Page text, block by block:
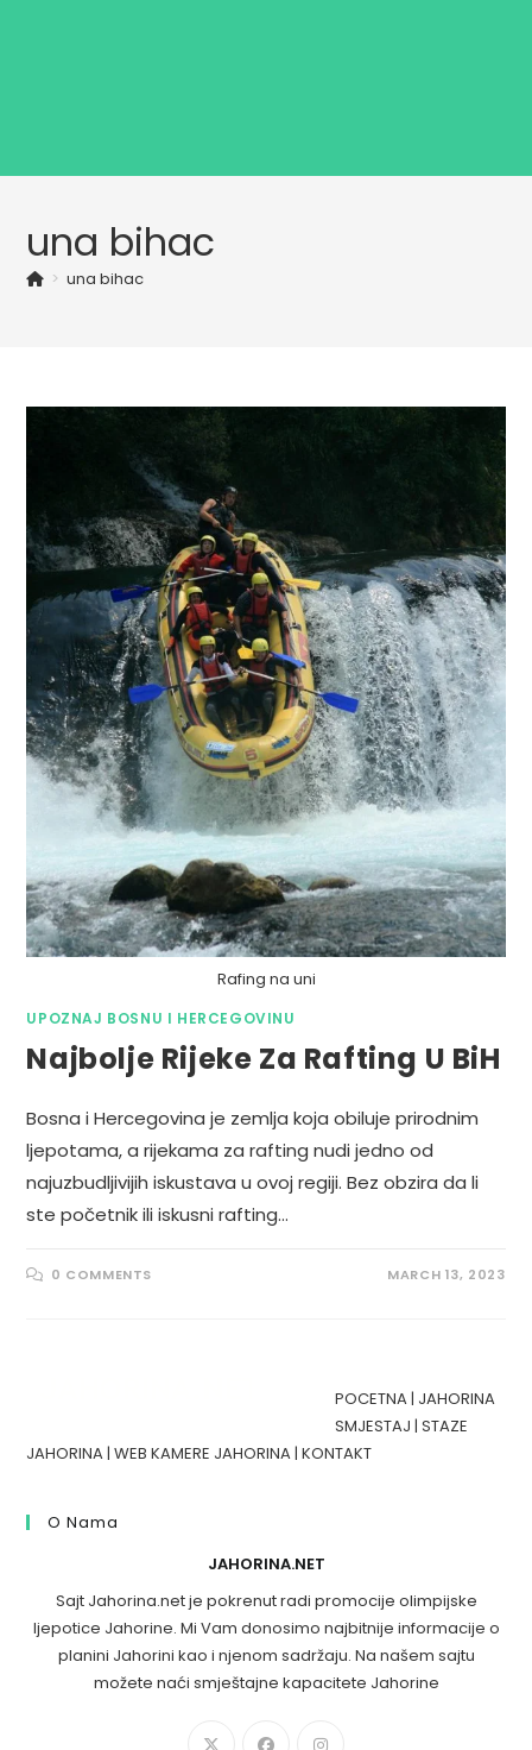
una bihac
> una bihac
Rafing na uni
UPOZNAJ BOSNU I HERCEGOVINU
Najbolje Rijeke Za Rafting U BiH
Bosna i Hercegovina je zemlja koja obiluje prirodnim
ljepotama, a rijekama za rafting nudi jedno od
najuzbudljivijih iskustava u ovoj regiji. Bez obzira da li
ste početnik ili iskusni rafting…
0 COMMENTS MARCH 13, 2023
POCETNA| JAHORINA
SMJESTAJ |STAZE
JAHORINA|WEB KAMERE JAHORINA|KONTAKT
O Nama
JAHORINA.NET
Sajt Jahorina.net je pokrenut radi promocije olimpijske
ljepotice Jahorine. Mi Vam donosimo najbitnije informacije o
planini Jahorini kao i njenom sadržaju. Na našem sajtu
možete naći smještajne kapacitete Jahorine